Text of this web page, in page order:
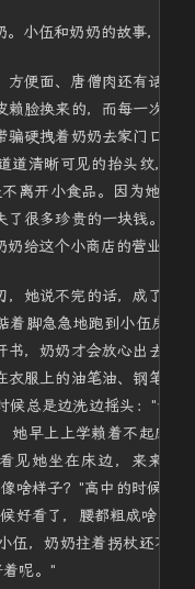
小伍和奶奶的故事，长
方便面、唐僧肉还有话梅
赖脸换来的，而每一次成
骗硬拽着奶奶去家门口的
道清晰可见的抬头纹，幽
离开小食品。因为她赖
了很多珍贵的一块钱。以
奶给这个小商店的营业额
，她说不完的话，成了小
着脚急急地跑到小伍房间
书，奶奶才会放心出去，
衣服上的油笔油、钢笔水
候总是边洗边摇头："谁
她早上上学赖着不起床，
见她坐在床边，来来回
啥样子？"高中的时候，
好看了，腰都粗成啥了
伍，奶奶拄着拐杖还不忘
呢。"